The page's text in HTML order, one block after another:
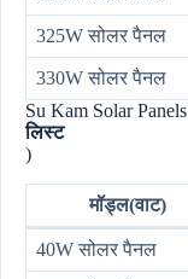
325W सोलर पैनल
330W सोलर पैनल
Su Kam Solar
लिस्ट
)
मॉड्ल(वाट)
40W सोलर पैनल